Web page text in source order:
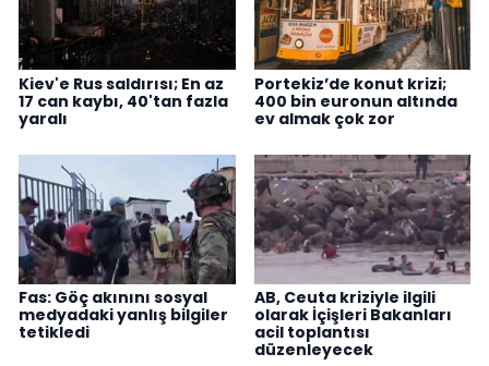
Kiev'e Rus saldırısı; En az
17 can kaybı, 40'tan fazla
yaralı
Portekiz’de konut krizi;
400 bin euronun altında
ev almak çok zor
Fas: Göç akınını sosyal
medyadaki yanlış bilgiler
tetikledi
AB, Ceuta kriziyle ilgili
olarak İçişleri Bakanları
acil toplantısı
düzenleyecek